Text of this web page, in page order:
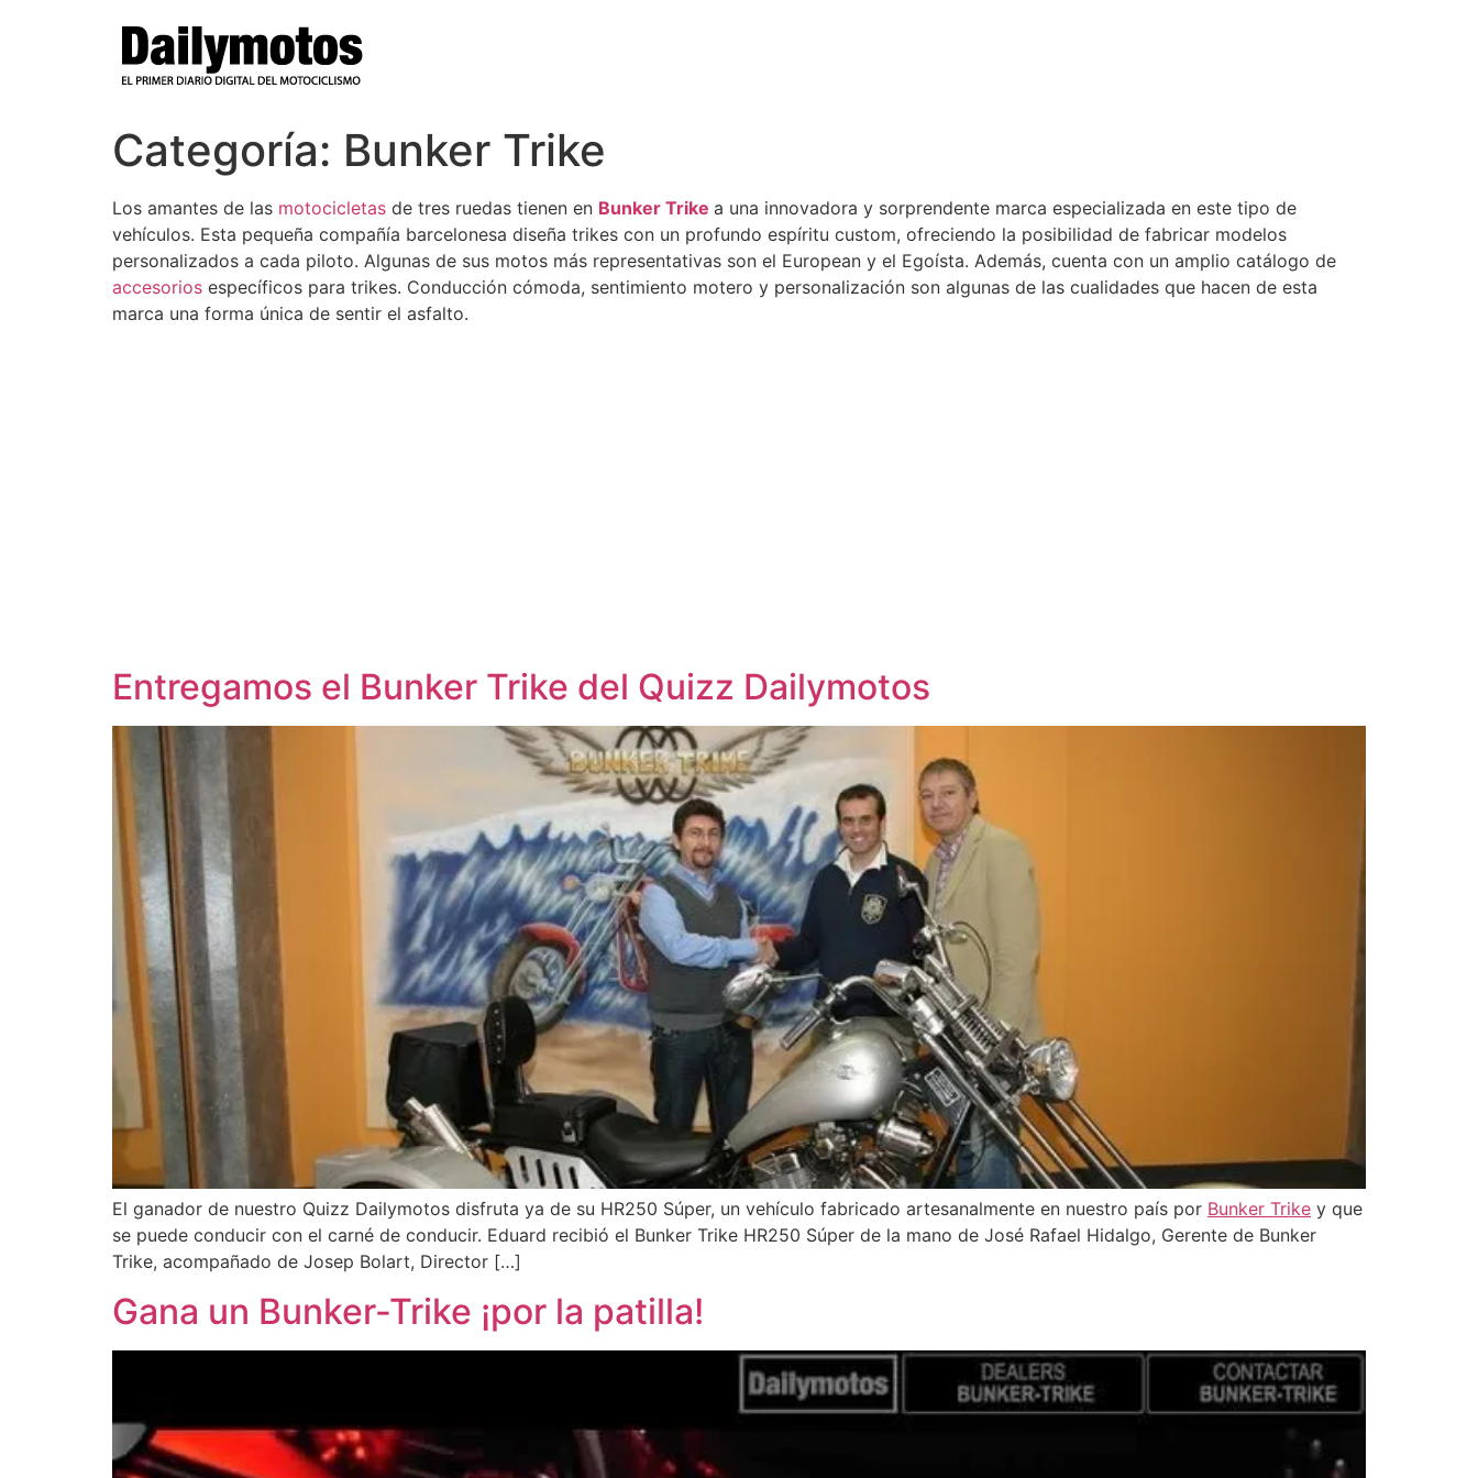
Categoría: Bunker Trike
Los amantes de las motocicletas de tres ruedas tienen en Bunker Trike a una innovadora y sorprendente marca especializada en este tipo de
vehículos. Esta pequeña compañía barcelonesa diseña trikes con un profundo espíritu custom, ofreciendo la posibilidad de fabricar modelos
personalizados a cada piloto. Algunas de sus motos más representativas son el European y el Egoísta. Además, cuenta con un amplio catálogo de
accesorios específicos para trikes. Conducción cómoda, sentimiento motero y personalización son algunas de las cualidades que hacen de esta
marca una forma única de sentir el asfalto.
Entregamos el Bunker Trike del Quizz Dailymotos
El ganador de nuestro Quizz Dailymotos disfruta ya de su HR250 Súper, un vehículo fabricado artesanalmente en nuestro país por Bunker Trike y que
se puede conducir con el carné de conducir. Eduard recibió el Bunker Trike HR250 Súper de la mano de José Rafael Hidalgo, Gerente de Bunker
Trike, acompañado de Josep Bolart, Director […]
Gana un Bunker-Trike ¡por la patilla!